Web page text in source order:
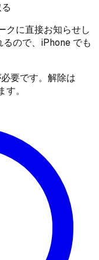
クに直接お知らせし
ので、iPhone でも
要です。解除は
。